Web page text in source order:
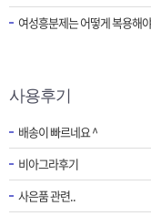
여성흥분제는 어떻게 복용해
사용후기
배송이 빠르네요 ^
비아그라후기
사은품 관련..